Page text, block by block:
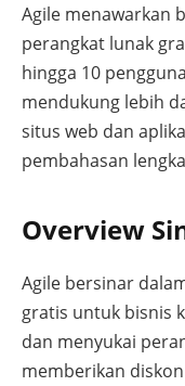
Agile menawarkan
perangkat lunak
hingga 10
mendukung lebih
situs web dan
pembahasan
Overview
Agile bersinar
gratis untuk bisnis
dan menyukai
memberikan